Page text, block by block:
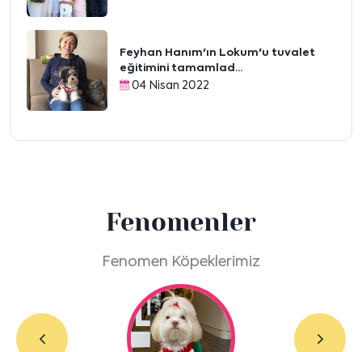
Feyhan Hanım'ın Lokum'u tuvalet
eğitimini tamamlad...
04 Nisan 2022
Fenomenler
Fenomen Köpeklerimiz